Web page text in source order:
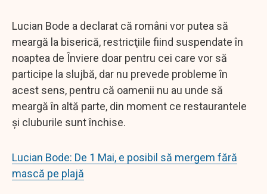
Lucian Bode a declarat că români vor putea să
meargă la biserică, restricţiile fiind suspendate în
noaptea de Înviere doar pentru cei care vor să
participe la slujbă, dar nu prevede probleme în
acest sens, pentru că oamenii nu au unde să
meargă în altă parte, din moment ce restaurantele
şi cluburile sunt închise.
Lucian Bode: De 1 Mai, e posibil să mergem fără
mască pe plajă